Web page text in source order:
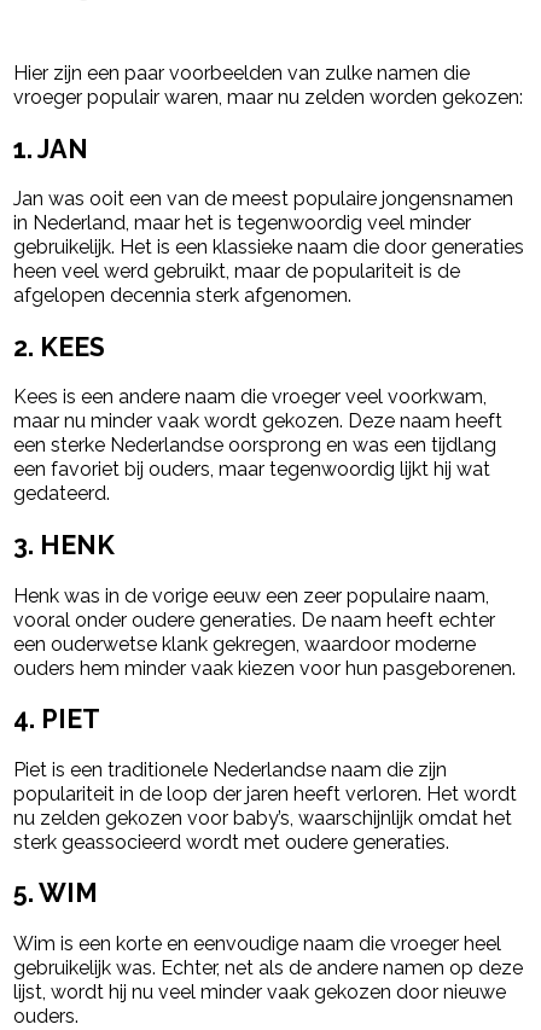
Hier zijn een paar voorbeelden van zulke namen die
vroeger populair waren, maar nu zelden worden gekozen:
1. JAN
Jan was ooit een van de meest populaire jongensnamen
in Nederland, maar het is tegenwoordig veel minder
gebruikelijk. Het is een klassieke naam die door generaties
heen veel werd gebruikt, maar de populariteit is de
afgelopen decennia sterk afgenomen.
2. KEES
Kees is een andere naam die vroeger veel voorkwam,
maar nu minder vaak wordt gekozen. Deze naam heeft
een sterke Nederlandse oorsprong en was een tijdlang
een favoriet bij ouders, maar tegenwoordig lijkt hij wat
gedateerd.
3. HENK
Henk was in de vorige eeuw een zeer populaire naam,
vooral onder oudere generaties. De naam heeft echter
een ouderwetse klank gekregen, waardoor moderne
ouders hem minder vaak kiezen voor hun pasgeborenen.
4. PIET
Piet is een traditionele Nederlandse naam die zijn
populariteit in de loop der jaren heeft verloren. Het wordt
nu zelden gekozen voor baby’s, waarschijnlijk omdat het
sterk geassocieerd wordt met oudere generaties.
5. WIM
Wim is een korte en eenvoudige naam die vroeger heel
gebruikelijk was. Echter, net als de andere namen op deze
lijst, wordt hij nu veel minder vaak gekozen door nieuwe
ouders.